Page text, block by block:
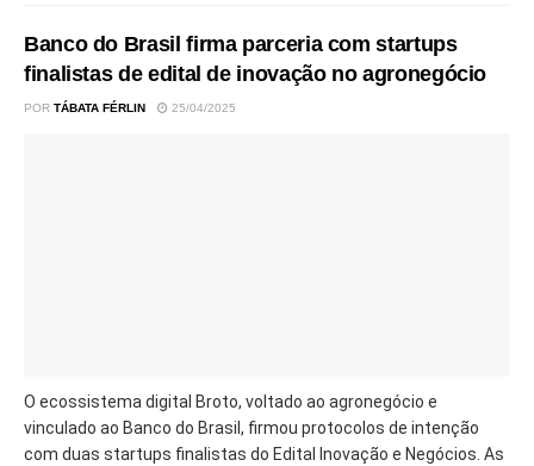
Banco do Brasil firma parceria com startups
finalistas de edital de inovação no agronegócio
POR TÁBATA FÉRLIN 25/04/2025
O ecossistema digital Broto, voltado ao agronegócio e
vinculado ao Banco do Brasil, firmou protocolos de intenção
com duas startups finalistas do Edital Inovação e Negócios. As